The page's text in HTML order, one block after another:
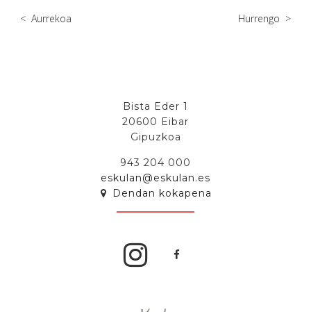
< Aurrekoa Hurrengo >
Bista Eder 1
20600 Eibar
Gipuzkoa
943 204 000
eskulan@eskulan.es
Dendan kokapena